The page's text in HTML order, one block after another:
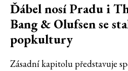
Ďábel nosí Pradu i
Bang & Olufsen se
popkultury
Zásadní kapitolu představuje